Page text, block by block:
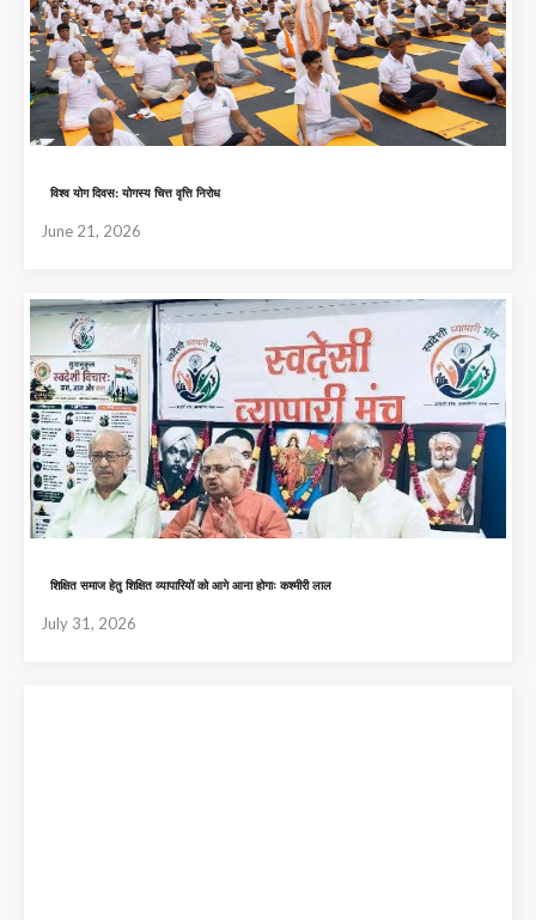
विश्व योग दिवस: योगस्य चित्त वृत्ति निरोध
June 21, 2026
शिक्षित समाज हेतु शिक्षित व्यापारियों को आगे आना होगाः कश्मीरी लाल
July 31, 2026